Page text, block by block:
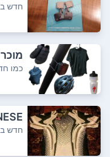
חדש
כמו
חדש